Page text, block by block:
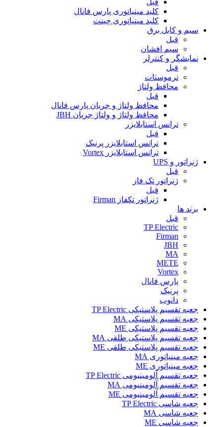
کلید مینیاتوری پارس فانال
کلید مینیاتوری چینت
سیم و کابل برق
قبل
سیم افشان
نمایشگر و کنترلر
قبل
ترموستات
محافظ ولتاژ
قبل
محافظ ولتاژ و جریان پارس فانال
محافظ ولتاژ و ولتاژ جریان JBH
ترانس استابلایزر
قبل
ترانس استابلایزر پرنیک
ترانس استابلایزر Vortex
ژنراتور و UPS
قبل
ژنراتور تک فاز
قبل
ژنراتور تکفاز Firman
برند ها
قبل
TP Electric
Firman
JBH
MA
METE
Vortex
پارس فانال
پرنیک
دانوب
جعبه تقسیم پلاستیکی TP Electric
جعبه تقسیم پلاستیکی MA
جعبه تقسیم پلاستیکی ME
جعبه تقسیم پلاستیکی طلقی MA
جعبه تقسیم پلاستیکی طلقی ME
جعبه مینیاتوری MA
جعبه مینیاتوری ME
جعبه تقسیم آلومینیومی TP Electric
جعبه تقسیم آلومینیومی MA
جعبه تقسیم آلومینیومی ME
جعبه شاسی TP Electric
جعبه شاسی MA
جعبه شاسی ME